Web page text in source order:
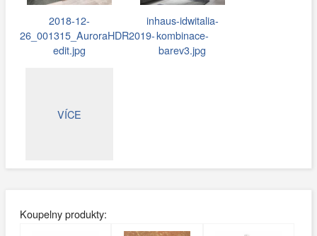
2018-12-
26_001315_AuroraHDR2019-
edit.jpg
inhaus-idwitalia-
kombinace-
barev3.jpg
VÍCE
Koupelny produkty: